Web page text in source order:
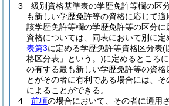
3
級別資格基準表の学歴免許等欄の区
も新しい学歴免許等の資格に応じて適
該学歴免許等欄の学歴免許等の区分
資格については、同表において別に定
表第3に定める学歴免許等資格区分表(
格区分表」という。)に定めるところに
の有する最も新しい学歴免許等の資格
とがその者に有利である場合には、
によることができる。
4
前項の場合において、その者に適用